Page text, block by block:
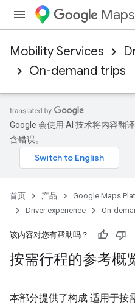
Mobility Services
On-demand trips
Google 会使用 AI 技术将内容翻
含错误。
首页 产品 Google Maps
Driver experience
On-
该内容对您有帮助吗？
按需行程的参考概
本部分提供了构成 适用于按